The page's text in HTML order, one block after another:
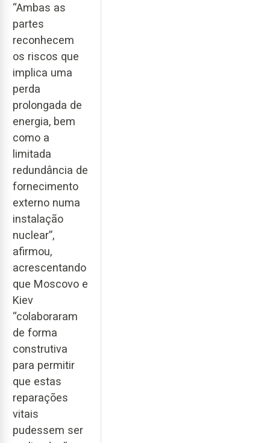
“Ambas as
partes
reconhecem
os riscos que
implica uma
perda
prolongada de
energia, bem
como a
limitada
redundância de
fornecimento
externo numa
instalação
nuclear”,
afirmou,
acrescentando
que Moscovo e
Kiev
“colaboraram
de forma
construtiva
para permitir
que estas
reparações
vitais
pudessem ser